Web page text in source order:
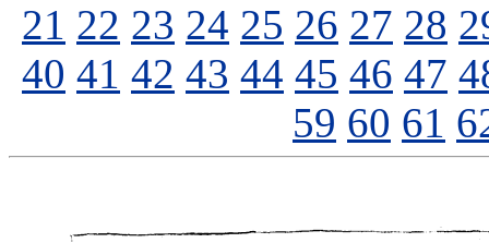
21 22 23 24 25 26 27 28
40 41 42 43 44 45 46 47
59 60 61